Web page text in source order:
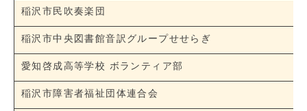
稲沢市民吹奏楽団
稲沢市中央図書館音訳グループせせらぎ
愛知啓成高等学校 ボランティア部
稲沢市障害者福祉団体連合会